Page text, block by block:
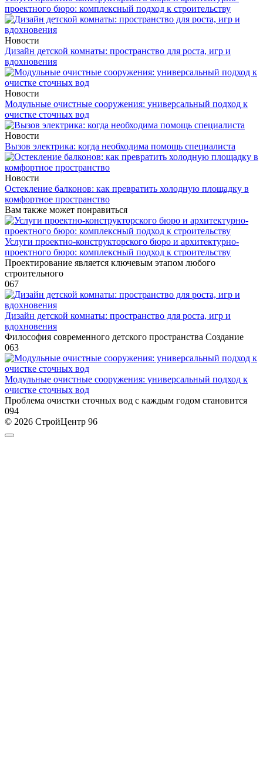
проектного бюро: комплексный подход к строительству
Новости
Дизайн детской комнаты: пространство для роста, игр и
вдохновения
Новости
Модульные очистные сооружения: универсальный подход к
очистке сточных вод
Новости
Вызов электрика: когда необходима помощь специалиста
Новости
Остекление балконов: как превратить холодную площадку в
комфортное пространство
Вам также может понравиться
Услуги проектно-конструкторского бюро и архитектурно-
проектного бюро: комплексный подход к строительству
Проектирование является ключевым этапом любого
строительного
067
Дизайн детской комнаты: пространство для роста, игр и
вдохновения
Философия современного детского пространства Создание
063
Модульные очистные сооружения: универсальный подход к
очистке сточных вод
Проблема очистки сточных вод с каждым годом становится
094
© 2026 СтройЦентр 96